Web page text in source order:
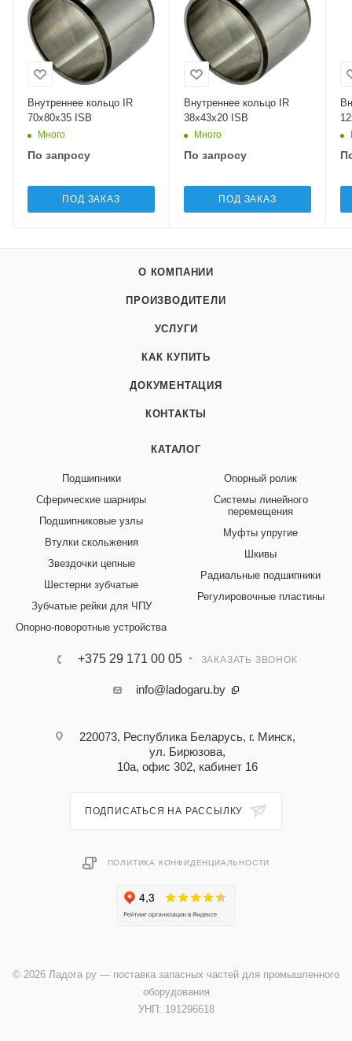
Внутреннее кольцо IR
70x80x35 ISB
Много
По запросу
ПОД ЗАКАЗ
Внутреннее кольцо IR
38x43x20 ISB
Много
По запросу
ПОД ЗАКАЗ
О КОМПАНИИ
ПРОИЗВОДИТЕЛИ
УСЛУГИ
КАК КУПИТЬ
ДОКУМЕНТАЦИЯ
КОНТАКТЫ
КАТАЛОГ
Подшипники
Сферические шарниры
Подшипниковые узлы
Втулки скольжения
Звездочки цепные
Шестерни зубчатые
Зубчатые рейки для ЧПУ
Опорно-поворотные устройства
Опорный ролик
Системы линейного
перемещения
Муфты упругие
Шкивы
Радиальные подшипники
Регулировочные пластины
+375 29 171 00 05 ЗАКАЗАТЬ ЗВОНОК
info@ladogaru.by
220073, Республика Беларусь, г. Минск,
ул. Бирюзова,
10а, офис 302, кабинет 16
ПОДПИСАТЬСЯ НА РАССЫЛКУ
ПОЛИТИКА КОНФИДЕНЦИАЛЬНОСТИ
© 2026 Ладога ру — поставка запасных частей для промышленного
оборудования
УНП: 191296618